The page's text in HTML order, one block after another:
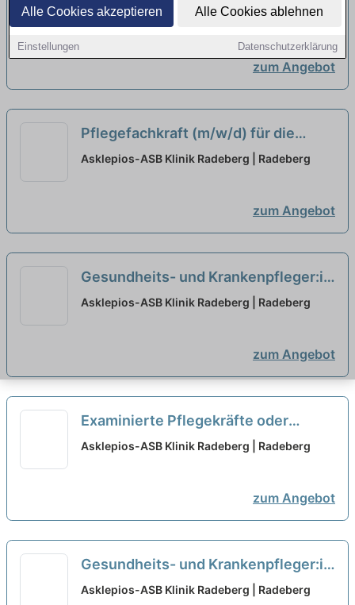
Alle Cookies akzeptieren Alle Cookies ablehnen
Einstellungen Datenschutzerklärung
- Wir achten auf Qualität und nicht
Quantität bei der Pflege!
Kurzzeitpflegeheim Loschwitz | Dresden
zum Angebot
Pflegefachkraft (m/w/d) für die
Aktivierend-Therapeutische Pflege
Asklepios-ASB Klinik Radeberg | Radeberg
zum Angebot
Gesundheits- und Krankenpfleger:in
(m/w/d) Notfallambulanz - Teil eines
Asklepios-ASB Klinik Radeberg | Radeberg
zum Angebot
Examinierte Pflegekräfte oder
Altenpfleger:in (m/w/d)
Asklepios-ASB Klinik Radeberg | Radeberg
zum Angebot
Gesundheits- und Krankenpfleger:in
(m/w/d) im Funktionsbereich - Teil
Asklepios-ASB Klinik Radeberg | Radeberg